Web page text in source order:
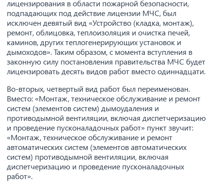
лицензирования в области пожарной безопасности,
подпадающих под действие лицензии МЧС, был
исключен девятый вид «Устройство (кладка, монтаж),
ремонт, облицовка, теплоизоляция и очистка печей,
каминов, других теплогенерирующих установок и
дымоходов». Таким образом, с момента вступления в
законную силу постановления правительства МЧС будет
лицензировать десять видов работ вместо одиннадцати.
Во-вторых, четвертый вид работ был переименован.
Вместо: «Монтаж, техническое обслуживание и ремонт
систем (элементов систем) дымоудаления и
противодымной вентиляции, включая диспетчеризацию
и проведение пусконаладочных работ» пункт звучит:
«Монтаж, техническое обслуживание и ремонт
автоматических систем (элементов автоматических
систем) противодымной вентиляции, включая
диспетчеризацию и проведение пусконаладочных
работ».